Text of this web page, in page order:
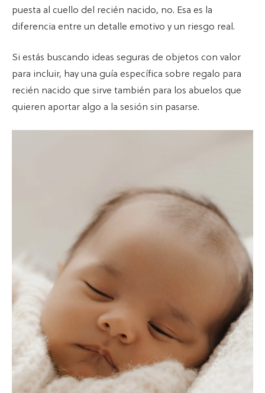
puesta al cuello del recién nacido, no. Esa es la
diferencia entre un detalle emotivo y un riesgo real.
Si estás buscando ideas seguras de objetos con valor
para incluir, hay una guía específica sobre regalo para
recién nacido que sirve también para los abuelos que
quieren aportar algo a la sesión sin pasarse.